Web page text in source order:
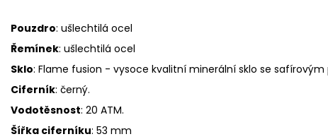
Pouzdro: ušlechtilá ocel
Řemínek: ušlechtilá ocel
Sklo: Flame fusion - vysoce kvalitní minerální sklo se
Ciferník: černý.
Vodotěsnost: 20 ATM.
Šířka ciferníku: 53 mm